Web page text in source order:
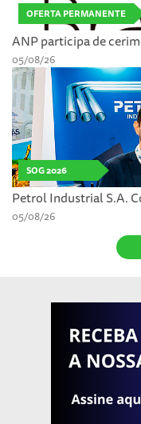
OFERTA PERMANENTE
ANP participa de
05/08/26
SOG 2026
Petrol Industrial S.A.
05/08/26